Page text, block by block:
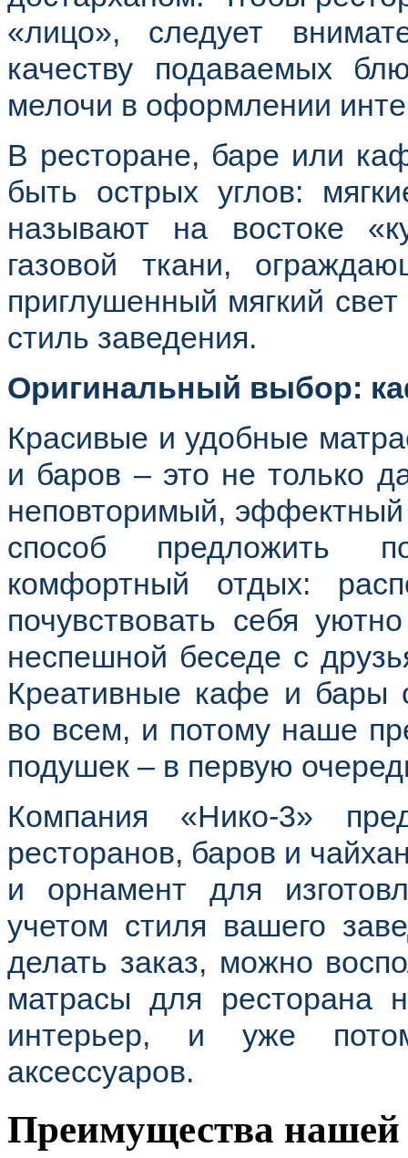
«лицо», следует
качеству подаваемых
мелочи в оформлении
В ресторане, баре или
быть острых углов:
называют на востоке
газовой ткани,
приглушенный мягкий
стиль заведения.
Оригинальный выбор:
Красивые и удобные
и баров – это не только
неповторимый,
способ предложить
комфортный отдых:
почувствовать себя
неспешной беседе с
Креативные кафе и бары
во всем, и потому наше
подушек – в первую
Компания «Нико-3»
ресторанов, баров и
и орнамент для
учетом стиля вашего
делать заказ, можно
матрасы для ресторана
интерьер, и уже
аксессуаров.
Преимущества нашей